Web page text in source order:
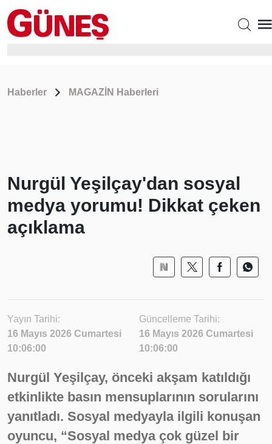
Haberler MAGAZİN Haberleri
Nurgül Yeşilçay'dan sosyal
medya yorumu! Dikkat çeken
açıklama
Yayın Tarihi:
16 Mayıs 2026 Cumartesi
10:06:00
Güncelleme Tarihi:
16 Mayıs 2026 Cumartesi
10:06:00
Nurgül Yeşilçay, önceki akşam katıldığı
etkinlikte basın mensuplarının sorularını
yanıtladı. Sosyal medyayla ilgili konuşan
oyuncu, “Sosyal medya çok güzel bir